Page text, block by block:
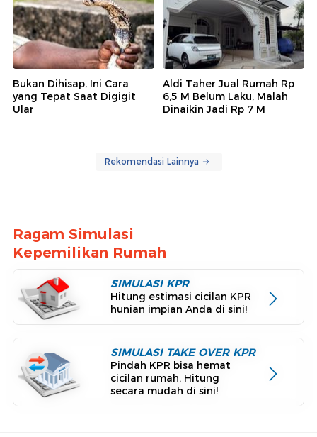
Bukan Dihisap, Ini Cara
yang Tepat Saat Digigit
Ular
Aldi Taher Jual Rumah Rp
6,5 M Belum Laku, Malah
Dinaikin Jadi Rp 7 M
Rekomendasi Lainnya
Ragam Simulasi
Kepemilikan Rumah
SIMULASI KPR
Hitung estimasi cicilan KPR
hunian impian Anda di sini!
SIMULASI TAKE OVER KPR
Pindah KPR bisa hemat
cicilan rumah. Hitung
secara mudah di sini!